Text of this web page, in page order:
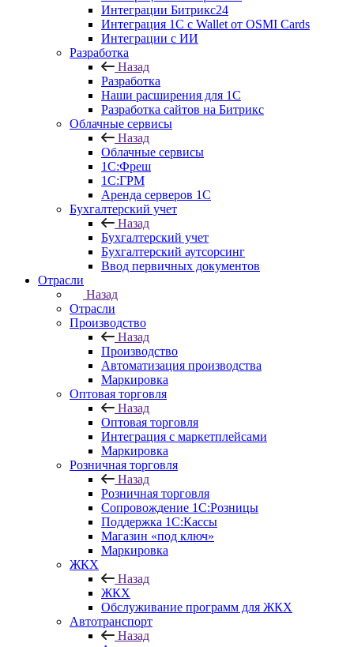
Интеграции Битрикс24
Интеграция 1С с Wallet от OSMI Cards
Интеграции с ИИ
Разработка
Назад
Разработка
Наши расширения для 1С
Разработка сайтов на Битрикс
Облачные сервисы
Назад
Облачные сервисы
1С:Фреш
1С:ГРМ
Аренда серверов 1С
Бухгалтерский учет
Назад
Бухгалтерский учет
Бухгалтерский аутсорсинг
Ввод первичных документов
Отрасли
Назад
Отрасли
Производство
Назад
Производство
Автоматизация производства
Маркировка
Оптовая торговля
Назад
Оптовая торговля
Интеграция с маркетплейсами
Маркировка
Розничная торговля
Назад
Розничная торговля
Сопровождение 1С:Розницы
Поддержка 1С:Кассы
Магазин «под ключ»
Маркировка
ЖКХ
Назад
ЖКХ
Обслуживание программ для ЖКХ
Автотранспорт
Назад